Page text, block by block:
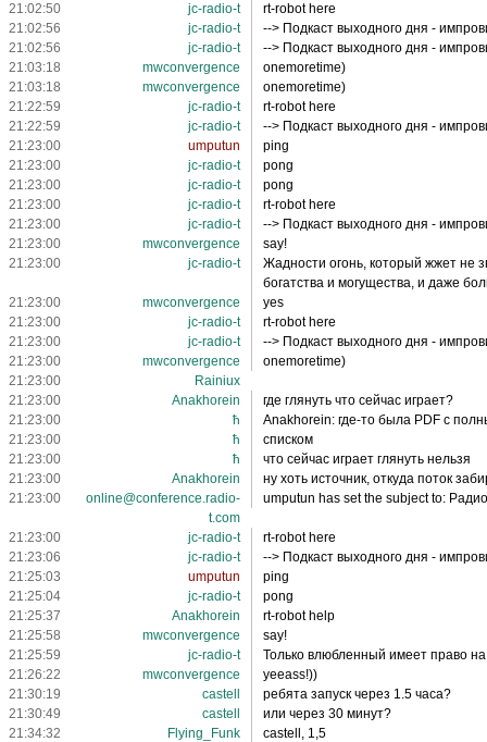
21:02:50
jc-radio-t
rt-robot here
21:02:56
jc-radio-t
--> Подкаст выходного дня -
21:02:56
jc-radio-t
--> Подкаст выходного дня -
21:03:18
mwconvergence
onemoretime)
21:03:18
mwconvergence
onemoretime)
21:22:59
jc-radio-t
rt-robot here
21:22:59
jc-radio-t
--> Подкаст выходного дня -
21:23:00
umputun
ping
21:23:00
jc-radio-t
pong
21:23:00
jc-radio-t
pong
21:23:00
jc-radio-t
rt-robot here
21:23:00
jc-radio-t
--> Подкаст выходного дня -
21:23:00
mwconvergence
say!
21:23:00
jc-radio-t
Жадности огонь, который жжет не
богатства и могущества, и даже
21:23:00
mwconvergence
yes
21:23:00
jc-radio-t
rt-robot here
21:23:00
jc-radio-t
--> Подкаст выходного дня -
21:23:00
mwconvergence
onemoretime)
21:23:00
Rainiux
21:23:00
Anakhorein
где глянуть что сейчас играет?
21:23:00
ħ
Anakhorein: где-то была PDF с
21:23:00
ħ
списком
21:23:00
ħ
что сейчас играет глянуть нельзя
21:23:00
Anakhorein
ну хоть источник, откуда поток
21:23:00
online@conference.radio-
t.com
umputun has set the subject to:
21:23:00 jc-radio-t
rt-robot here
21:23:06
jc-radio-t
--> Подкаст выходного дня -
21:25:03
umputun
ping
21:25:04
jc-radio-t
pong
21:25:37
Anakhorein
rt-robot help
21:25:58
mwconvergence
say!
21:25:59
jc-radio-t
Только влюбленный имеет право
21:26:22
mwconvergence
yeeass!))
21:30:19
castell
ребята запуск через 1.5 часа?
21:30:49
castell
или через 30 минут?
21:34:32
Flying_Funk
castell, 1,5